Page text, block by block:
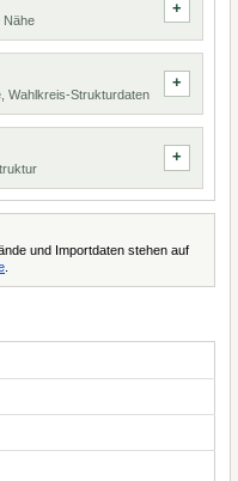
Nähe
Wahlkreis-Strukturdaten
und Importdaten stehen auf